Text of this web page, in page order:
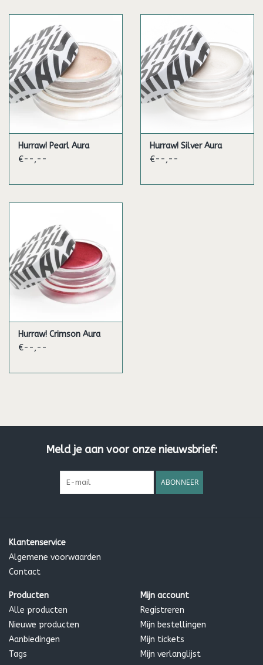
Het is belangrijk op te merken dat synthetische mica door een
derde partij wordt getest op antimoon, arseen, cadmium,
lood, kwik, chroom, kobalt en nikkel. Het is ook getest voor
menselijk gebruik, d.w.z. de fonkelende deeltjes zijn veel te
groot om de huid te penetreren en zijn zorgvuldig getest voor
veilig cosmetisch gebruik.
Met hun inspanningen om plastic te verminderen, heeft
Hurraw gekozen voor glas- en blikverpakkingen! De glazen pot
en het tinnen deksel zijn 100% recyclebaar.
Aura balsems zijn verkrijgbaar in 6 kleuren:
Goud: warme & zonnige tinten
Parel: heldere perziktinten
Zilver: heldere tinten
Crimson: rijke paarse tinten
Ingrediëntenmade with organic, vegan, & raw ingredients.™
Ingredients (INCI): Cocos nucifera (coconut) oil*, Ricinus
wax, Theobroma cacao (cacao) seed butter*, Jojoba esters,
Hydrogenated olive oil, Olea europaea (olive) fruit oil*, Olea
CI 77891 (Titanium dioxide), CI 77491 / CI 77492 / CI 77499 (Iron
Inhoud: 5,8g
Hurraw! Pearl Aura
€--,--
Hurraw! Silver Aura
€--,--
Hurraw! Crimson Aura
€--,--
Meld je aan voor onze nieuwsbrief:
ABONNEER
Klantenservice
Algemene voorwaarden
Contact
Producten
Alle producten
Nieuwe producten
Aanbiedingen
Tags
Mijn account
Registreren
Mijn bestellingen
Mijn tickets
Mijn verlanglijst